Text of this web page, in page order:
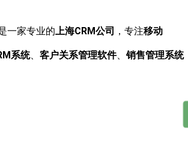
一家专业的上海CRM公司 ，专注移动
系统、 客户关系管理软件、销售管理系统